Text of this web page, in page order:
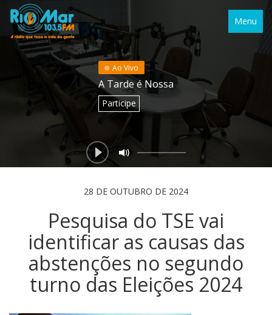
Menu
Ao Vivo
A Tarde é Nossa
Participe
28 DE OUTUBRO DE 2024
Pesquisa do TSE vai
identificar as causas das
abstenções no segundo
turno das Eleições 2024